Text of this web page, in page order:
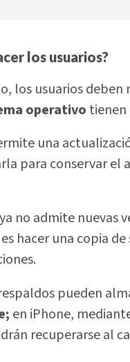
los usuarios?
los usuarios deben
operativo tienen
una
para conservar el
no admite nuevas
hacer una copia
pueden
en iPhone,
recuperarse al